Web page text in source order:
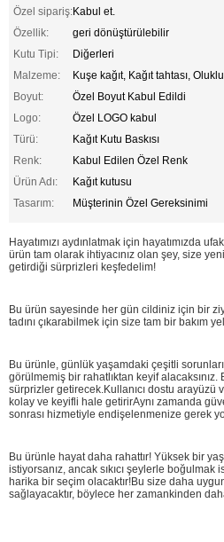
Özel sipariş:Kabul et.
Özellik:
geri dönüştürülebilir
Kutu Tipi:
Diğerleri
Malzeme:
Kuşe kağıt, Kağıt tahtası,
Boyut:
Özel Boyut Kabul Edildi
Logo:
Özel LOGO kabul
Türü:
Kağıt Kutu Baskısı
Renk:
Kabul Edilen Özel Renk
Ürün Adı:
Kağıt kutusu
Tasarım:
Müşterinin Özel Gereksinimi
Hayatımızı aydınlatmak için hayatımızda
ürün tam olarak ihtiyacınız olan şey, size
getirdiği sürprizleri keşfedelim!
Bu ürün sayesinde her gün cildiniz için bir
tadını çıkarabilmek için size tam bir bakım
Bu ürünle, günlük yaşamdaki çeşitli
görülmemiş bir rahatlıktan keyif alacaksınız.
sürprizler getirecek.Kullanıcı dostu arayüzü
kolay ve keyifli hale getirirAynı zamanda
sonrası hizmetiyle endişelenmenize gerek
Bu ürünle hayat daha rahattır! Yüksek bir
istiyorsanız, ancak sıkıcı şeylerle
harika bir seçim olacaktır!Bu size daha
sağlayacaktır, böylece her zamankinden